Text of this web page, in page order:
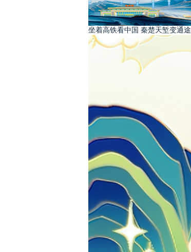
坐着高铁看中国 秦楚天堑变通途